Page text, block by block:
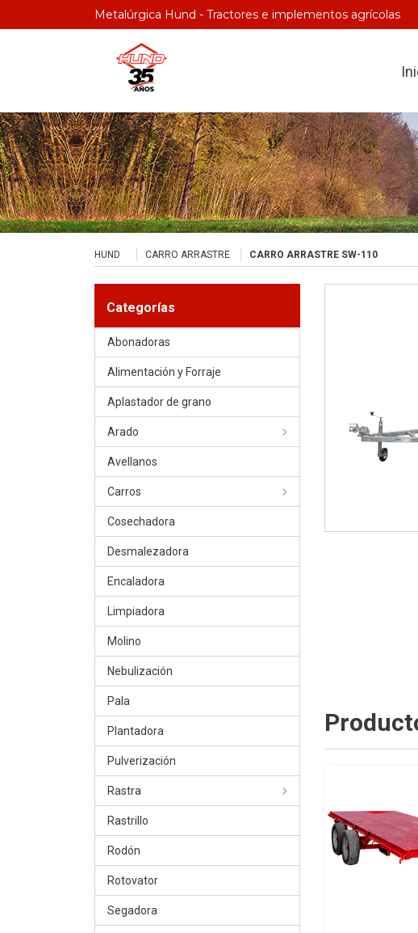
Metalúrgica Hund - Tractores e implementos agrícolas
HUND CARRO ARRASTRE CARRO ARRASTRE SW-110
Categorías
Abonadoras
Alimentación y Forraje
Aplastador de grano
Arado
Avellanos
Carros
Cosechadora
Desmalezadora
Encaladora
Limpiadora
Molino
Nebulización
Pala
Plantadora
Pulverización
Rastra
Rastrillo
Rodón
Rotovator
Segadora